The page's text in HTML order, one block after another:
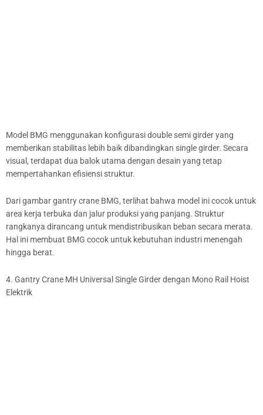
Model BMG menggunakan konfigurasi double semi girder yang
memberikan stabilitas lebih baik dibandingkan single girder. Secara
visual, terdapat dua balok utama dengan desain yang tetap
mempertahankan efisiensi struktur.
Dari gambar gantry crane BMG, terlihat bahwa model ini cocok untuk
area kerja terbuka dan jalur produksi yang panjang. Struktur
rangkanya dirancang untuk mendistribusikan beban secara merata.
Hal ini membuat BMG cocok untuk kebutuhan industri menengah
hingga berat.
4. Gantry Crane MH Universal Single Girder dengan Mono Rail Hoist
Elektrik